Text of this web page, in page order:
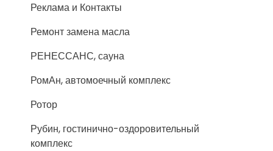
Реклама и Контакты
Ремонт замена масла
РЕНЕССАНС, сауна
РомАн, автомоечный комплекс
Ротор
Рубин, гостинично-оздоровительный
комплекс